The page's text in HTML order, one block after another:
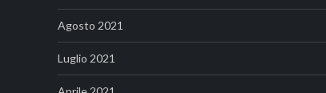
Agosto 2021
Luglio 2021